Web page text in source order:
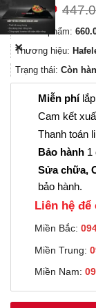
Mã sản phẩm:
Thương hiệu:
Trạng thái: Còn
Miễn phílắp
Cam kết
Thanh toán
Bảo hành 1
Sửa chữa,
bảo hành.
Liên hệ để
Miền Bắc:
Miền Trung:
Miền Nam:
✕